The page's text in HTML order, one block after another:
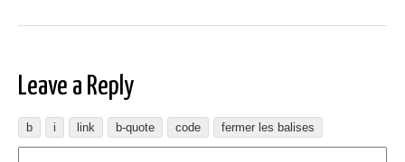
Leave a Reply